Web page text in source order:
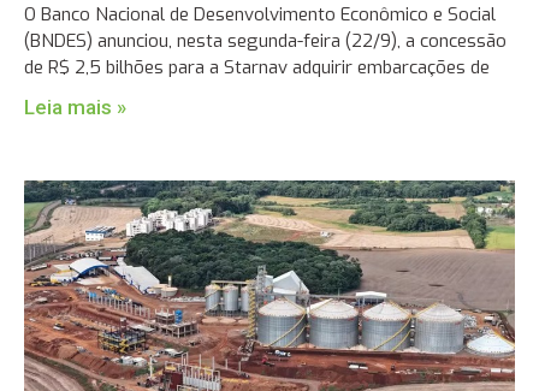
O Banco Nacional de Desenvolvimento Econômico e Social
(BNDES) anunciou, nesta segunda-feira (22/9), a concessão
de R$ 2,5 bilhões para a Starnav adquirir embarcações de
Leia mais »